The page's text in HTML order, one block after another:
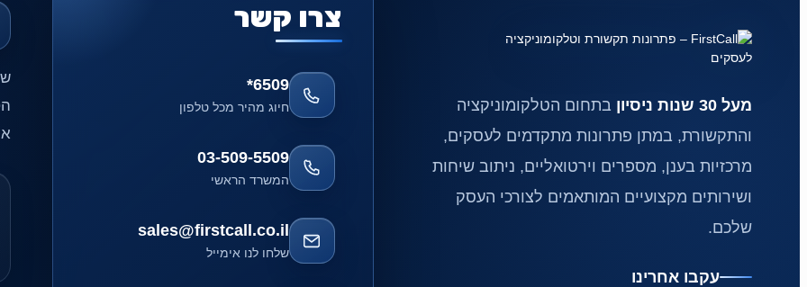
מעל 30 שנות ניסיון
בתחום הטלקומוניקציה
והתקשורת, במתן פתרונות מתקדמים לעסקים,
מרכזיות בענן, מספרים וירטואליים, ניתוב שיחות
ושירותים מקצועיים המותאמים לצורכי העסק
שלכם.
עקבו אחרינו
צרו קשר
*6509
חיוג מהיר מכל טלפון
03-509-5509
המשרד הראשי
sales@firstcall.co.il
שלחו לנו אימייל